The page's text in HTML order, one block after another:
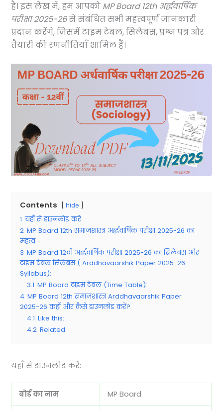
है। इस लेख में, हम आपको MP Board 12th अर्द्धवार्षिक
परीक्षा 2025-26से संबंधित सभी महत्वपूर्ण जानकारी
प्रदान करेंगे, जिसमें टाइम टेबल, सिलेबस, प्रश्न पत्र और
तैयारी की रणनीतियाँ शामिल हैं।
Contents hide
1 यहाँ से डाउनलोड करें:
2 MP Board 12th समाजशास्त्र अर्द्धवार्षिक परीक्षा 2025-26 का
महत्व –
3 MP Board 12वीं अर्द्धवार्षिक परीक्षा 2025-26 का सिलेबस और
टाइम टेबल सिलेबस ( Arddhavaarshik Paper 2025-26
Syllabus):
3.1 MP Board टाइम टेबल (Time Table):
4 MP Board 12th समाजशास्त्र Arddhavaarshik Paper
2025-26 कहाँ और कैसे डाउनलोड करें?
4.1 Like this:
4.2 Related
यहाँ से डाउनलोड करें:
बोर्ड का नाम MP Board